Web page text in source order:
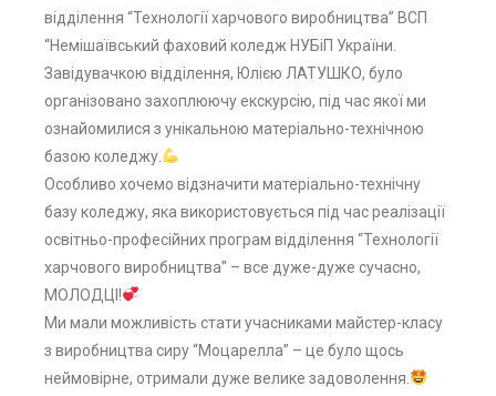
відділення “Технології харчового виробництва” ВСП
“Немішаївський фаховий коледж НУБіП України.
Завідувачкою відділення, Юлією ЛАТУШКО, було
організовано захоплюючу екскурсію, під час якої ми
ознайомилися з унікальною матеріально-технічною
базою коледжу.
Особливо хочемо відзначити матеріально-технічну
базу коледжу, яка використовується під час реалізації
освітньо-професійних програм відділення “Технології
харчового виробництва” – все дуже-дуже сучасно,
МОЛОДЦІ!
Ми мали можливість стати учасниками майстер-класу
з виробництва сиру “Моцарелла” – це було щось
неймовірне, отримали дуже велике задоволення.